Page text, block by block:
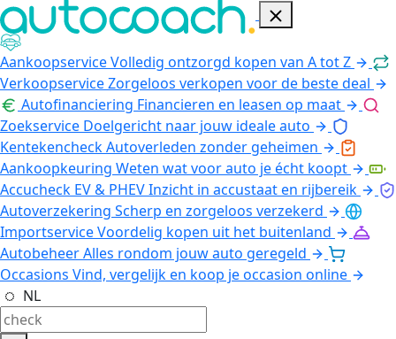
AankoopserviceVolledig ontzorgd kopen van A tot Z
VerkoopserviceZorgeloos verkopen voor de beste deal
Autofinanciering Financieren en leasen op maat
Zoekservice Doelgericht naar jouw ideale auto
KentekencheckAutoverleden zonder geheimen
Aankoopkeuring Weten wat voor auto je écht koopt
Accucheck EV & PHEVInzicht in accustaat en rijbereik
Autoverzekering Scherp en zorgeloos verzekerd
ImportserviceVoordelig kopen uit het buitenland
AutobeheerAlles rondom jouw auto geregeld
Occasions Vind, vergelijk en koop je occasion online
NL